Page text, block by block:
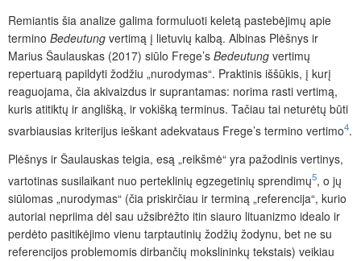
Remiantis šia analize galima formuluoti keletą pastebėjimų apie
termino Bedeutung vertimą į lietuvių kalbą. Albinas Plėšnys ir
Marius Šaulauskas (2017) siūlo Frege’s Bedeutung vertimų
repertuarą papildyti žodžiu „nurodymas“. Praktinis iššūkis, į kurį
reaguojama, čia akivaizdus ir suprantamas: norima rasti vertimą,
kuris atitiktų ir anglišką, ir vokišką terminus. Tačiau tai neturėtų būti
svarbiausias kriterijus ieškant adekvataus Frege’s termino vertimo4.
Plėšnys ir Šaulauskas teigia, esą „reikšmė“ yra pažodinis vertinys,
vartotinas susilaikant nuo perteklinių egzegetinių sprendimų5, o jų
siūlomas „nurodymas“ (čia priskirčiau ir terminą „referencija“, kurio
autoriai nepriima dėl sau užsibrėžto itin siauro lituanizmo idealo ir
perdėto pasitikėjimo vienu tarptautinių žodžių žodynu, bet ne su
referencijos problemomis dirbančių mokslininkų tekstais) veikiau